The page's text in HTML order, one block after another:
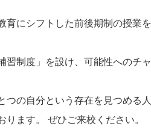
にシフトした前後期制の授業
制度」を設け、可能性へのチ
の自分という存在を見つめる
ます。 ぜひご来校ください。